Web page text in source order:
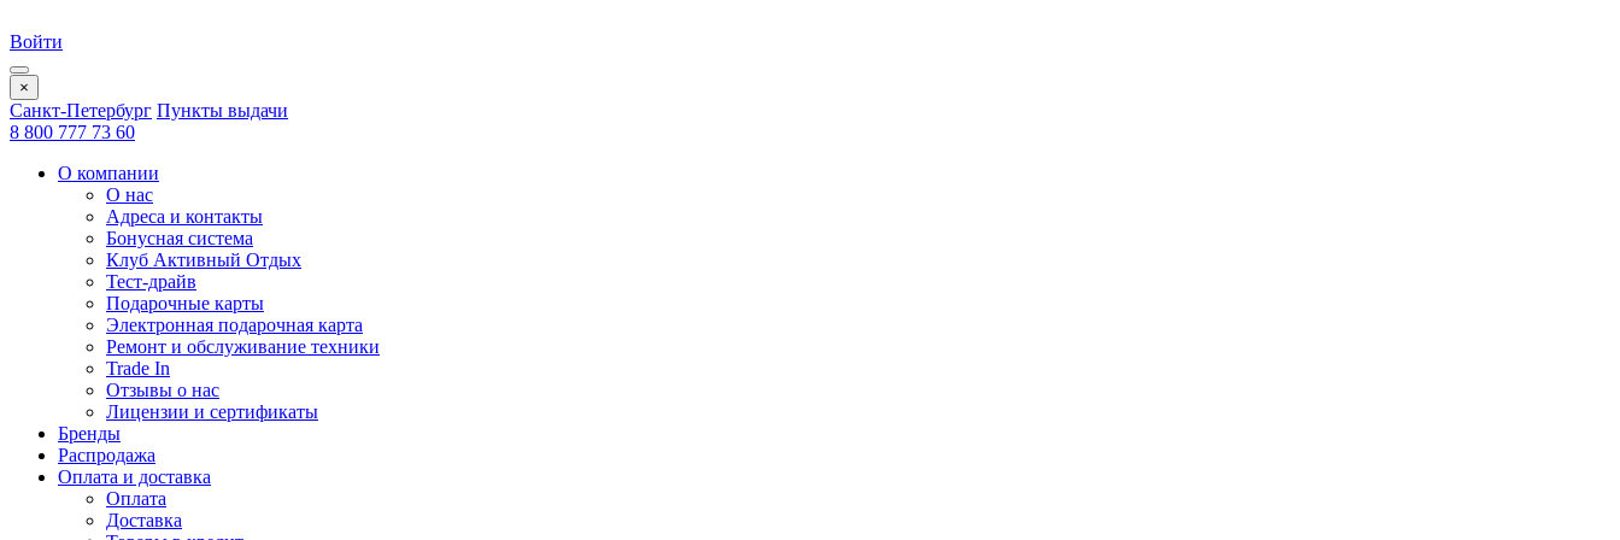
Войти
×
Санкт-Петербург Пункты выдачи
8 800 777 73 60
О компании
О нас
Адреса и контакты
Бонусная система
Клуб Активный Отдых
Тест-драйв
Подарочные карты
Электронная подарочная карта
Ремонт и обслуживание техники
Trade In
Отзывы о нас
Лицензии и сертификаты
Бренды
Распродажа
Оплата и доставка
Оплата
Доставка